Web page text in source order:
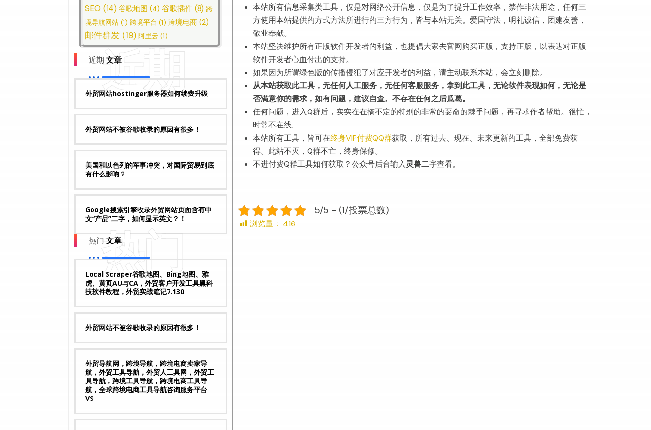
SEO (14) 谷歌地图 (4) 谷歌插件(8) 跨
境导航网站 (1) 跨境平台 (1) 跨境电商 (2)
邮件群发 (19) 阿里云 (1)
近期
近期文章
外贸网站hostinger服务器如何续费升级
外贸网站不被谷歌收录的原因有很多！
美国和以色列的军事冲突，对国际贸易到底
有什么影响？
Google搜索引擎收录外贸网站页面含有中
文“产品”二字，如何显示英文？！
热门
热门文章
Local Scraper谷歌地图、Bing地图、雅
虎、黄页AU与CA，外贸客户开发工具黑科
技软件教程，外贸实战笔记7.130
外贸网站不被谷歌收录的原因有很多！
外贸导航网，跨境导航，跨境电商卖家导
航，外贸工具导航，外贸人工具网，外贸工
具导航，跨境工具导航，跨境电商工具导
航，全球跨境电商工具导航咨询服务平台
V9
本站所有信息采集类工具，仅是对网络公开信息，仅是为了提升工作效率，禁作非法用途，任何三
方使用本站提供的方式方法所进行的三方行为，皆与本站无关。爱国守法，明礼诚信，团建友善，
敬业奉献。
本站坚决维护所有正版软件开发者的利益，也提倡大家去官网购买正版，支持正版，以表达对正版
软件开发者心血付出的支持。
如果因为所谓绿色版的传播侵犯了对应开发者的利益，请主动联系本站，会立刻删除。
从本站获取此工具，无任何人工服务，无任何客服服务，拿到此工具，无论软件表现如何，无论是
否满意你的需求，如有问题，建议自查。不存在任何之后瓜葛。
任何问题，进入Q群后，实实在在搞不定的特别的非常的要命的棘手问题，再寻求作者帮助。很忙，
时常不在线。
本站所有工具，皆可在终身VIP付费QQ群获取，所有过去、现在、未来更新的工具，全部免费获
得。此站不灭，Q群不亡，终身保修。
不进付费Q群工具如何获取？公众号后台输入灵兽二字查看。
5/5 - (1/投票总数)
浏览量： 416